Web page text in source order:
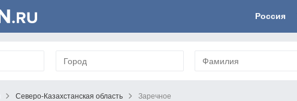
Россия
Северо-Казахстанская область Заречное